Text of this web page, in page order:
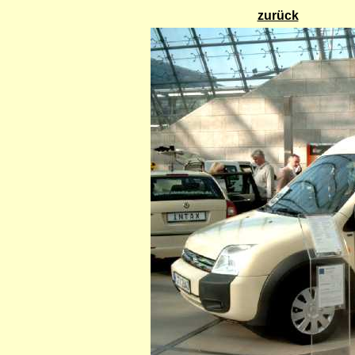
zurück